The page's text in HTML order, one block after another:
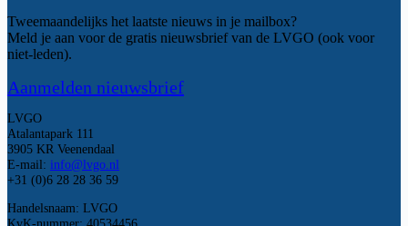
Tweemaandelijks het laatste nieuws in je mailbox?
Meld je aan voor de gratis nieuwsbrief van de LVGO (ook voor
niet-leden).
Aanmelden nieuwsbrief
LVGO
Atalantapark 111
3905 KR Veenendaal
E-mail: info@lvgo.nl
+31 (0)6 28 28 36 59
Handelsnaam: LVGO